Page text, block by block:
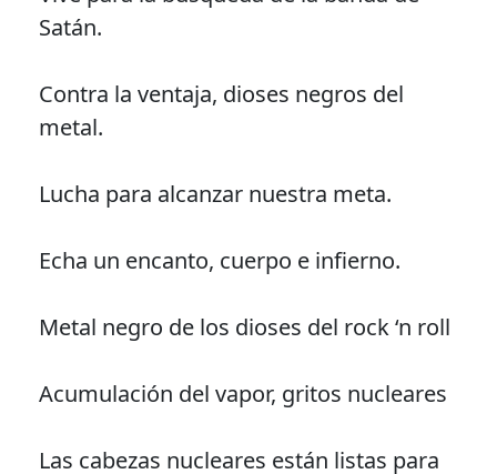
Satán.
Contra la ventaja, dioses negros del
metal.
Lucha para alcanzar nuestra meta.
Echa un encanto, cuerpo e infierno.
Metal negro de los dioses del rock ‘n roll
Acumulación del vapor, gritos nucleares
Las cabezas nucleares están listas para